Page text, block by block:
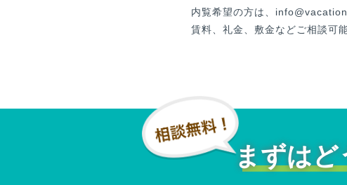
内覧希望の方は、
賃料、礼金、敷金などご相談可
まずはど